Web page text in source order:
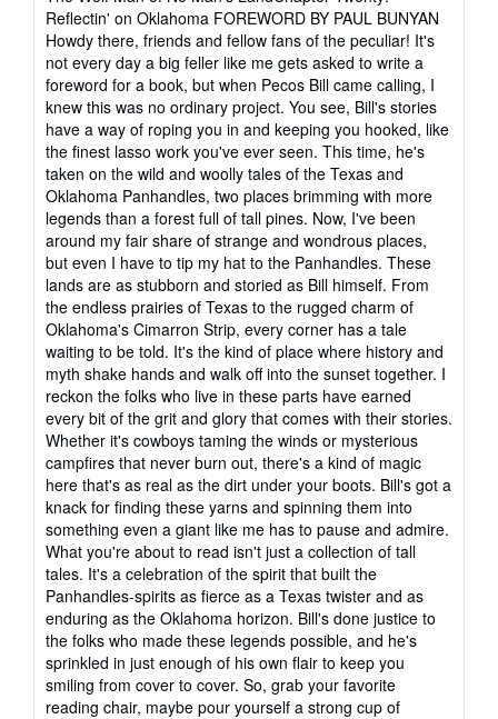
Reflectin' on Oklahoma FOREWORD BY PAUL BUNYAN
Howdy there, friends and fellow fans of the peculiar! It's
not every day a big feller like me gets asked to write a
foreword for a book, but when Pecos Bill came calling, I
knew this was no ordinary project. You see, Bill's stories
have a way of roping you in and keeping you hooked, like
the finest lasso work you've ever seen. This time, he's
taken on the wild and woolly tales of the Texas and
Oklahoma Panhandles, two places brimming with more
legends than a forest full of tall pines. Now, I've been
around my fair share of strange and wondrous places,
but even I have to tip my hat to the Panhandles. These
lands are as stubborn and storied as Bill himself. From
the endless prairies of Texas to the rugged charm of
Oklahoma's Cimarron Strip, every corner has a tale
waiting to be told. It's the kind of place where history and
myth shake hands and walk off into the sunset together. I
reckon the folks who live in these parts have earned
every bit of the grit and glory that comes with their stories.
Whether it's cowboys taming the winds or mysterious
campfires that never burn out, there's a kind of magic
here that's as real as the dirt under your boots. Bill's got a
knack for finding these yarns and spinning them into
something even a giant like me has to pause and admire.
What you're about to read isn't just a collection of tall
tales. It's a celebration of the spirit that built the
Panhandles-spirits as fierce as a Texas twister and as
enduring as the Oklahoma horizon. Bill's done justice to
the folks who made these legends possible, and he's
sprinkled in just enough of his own flair to keep you
smiling from cover to cover. So, grab your favorite
reading chair, maybe pour yourself a strong cup of